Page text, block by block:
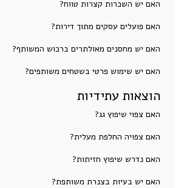
האם יש השכרות קצרות טווח?
האם פועלים עסקים מתוך דירות?
האם יש מחסנים מאולתרים ברכוש המשותף?
האם יש שימוש פרטי בשטחים משותפים?
הוצאות עתידיות
האם צפוי שיפוץ גג?
האם צפויה החלפת מעלית?
האם נדרש שיפוץ חזיתות?
האם יש בעיות בצנרת משותפת?